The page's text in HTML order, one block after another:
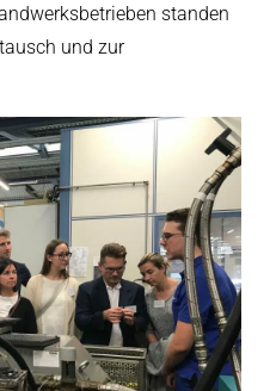
standen
und zur